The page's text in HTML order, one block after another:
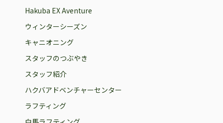
Hakuba EX Aventure
ウィンターシーズン
キャニオニング
スタッフのつぶやき
スタッフ紹介
ハクバアドベンチャーセンター
ラフティング